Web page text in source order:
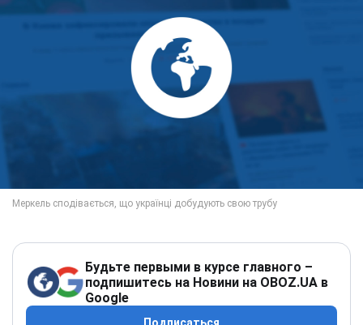
Будьте первыми в курсе главного –
подпишитесь на Новини на OBOZ.UA в
Google
Подписаться